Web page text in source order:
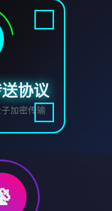
协议
加密传输